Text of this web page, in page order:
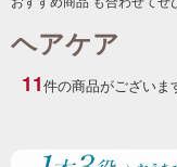
ヘアケア
11件の商品がございま